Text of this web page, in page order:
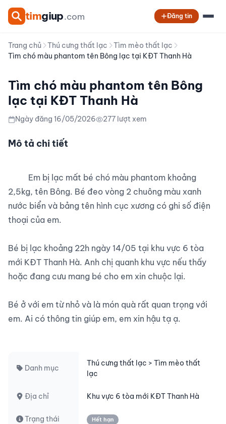
timgiup.com Đăng tin
Trang chủ Thú cưng thất lạc
Tìm mèo thất lạc
Tìm chó màu phantom tên Bông lạc tại KĐT Thanh Hà
Tìm chó màu phantom tên Bông
lạc tại KĐT Thanh Hà
Ngày đăng 16/05/2026 277 lượt xem
Mô tả chi tiết
2,5kg, tên Bông. Bé đeo vòng 2 chuông màu xanh
nước biển và bảng tên hình cục xương có ghi số điện
thoại của em.
Bé bị lạc khoảng 22h ngày 14/05 tại khu vực 6 tòa
mới KĐT Thanh Hà. Anh chị quanh khu vực nếu thấy
hoặc đang cưu mang bé cho em xin chuộc lại.
Bé ở với em từ nhỏ và là món quà rất quan trọng với
em. Ai có thông tin giúp em, em xin hậu tạ ạ.
Danh mục
Thú cưng thất lạc > Tìm mèo thất
lạc
Địa chỉ Khu vực 6 tòa mới KĐT Thanh Hà
Trạng thái Hết hạn